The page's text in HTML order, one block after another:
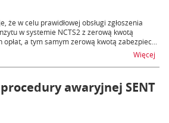
że w celu prawidłowej obsługi zgłoszenia
w systemie NCTS2 z zerową kwotą
a tym samym zerową kwotą zabezpiec...
Więcej
awaryjnej SENT